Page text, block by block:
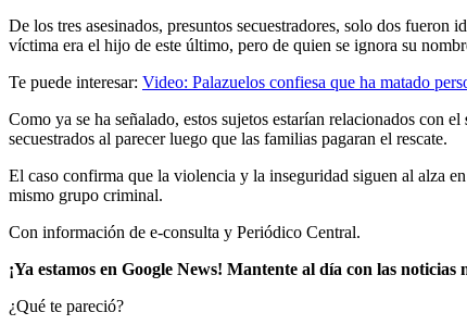
De los tres asesinados, presuntos secuestradores, solo dos
víctima era el hijo de este último, pero de quien se ignora su
Te puede interesar: Video: Palazuelos confiesa que ha matado
Como ya se ha señalado, estos sujetos estarían relacionados con el
secuestrados al parecer luego que las familias pagaran el rescate.
El caso confirma que la violencia y la inseguridad siguen al alza
mismo grupo criminal.
Con información de e-consulta y Periódico Central.
¡Ya estamos en Google News! Mantente al día con las
¿Qué te pareció?